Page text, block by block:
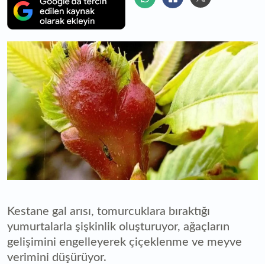
Kestane gal arısı, tomurcuklara bıraktığı
yumurtalarla şişkinlik oluşturuyor, ağaçların
gelişimini engelleyerek çiçeklenme ve meyve
verimini düşürüyor.